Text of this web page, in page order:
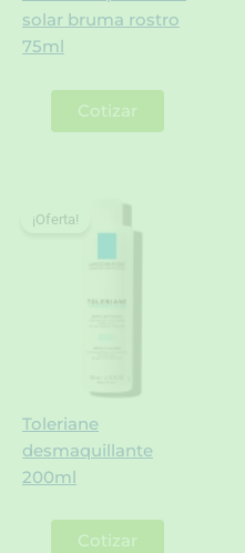
solar bruma rostro
75ml
Cotizar
¡Oferta!
Toleriane
desmaquillante
200ml
¡Oferta!
Cotizar